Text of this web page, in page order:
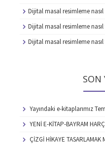
Dijital masal resimleme nasıl
Dijital masal resimleme nasıl
Dijital masal resimleme nasıl
SON
Yayındaki e-kitaplarımız
YENİ E-KİTAP-BAYRAM
ÇİZGİ HİKAYE TASARLAMAK